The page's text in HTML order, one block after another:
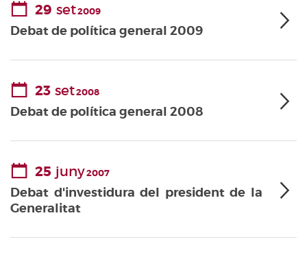
29 set2009
Debat de política general 2009
23 set2008
Debat de política general 2008
25 juny2007
Debat d'investidura del president de la
Generalitat